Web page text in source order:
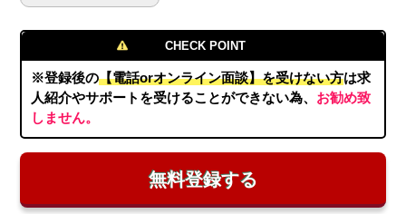
CHECK POINT
※登録後の【電話orオンライン面談】を受けない方は求
人紹介やサポートを受けることができない為、 お勧め致
しません。
無料登録する